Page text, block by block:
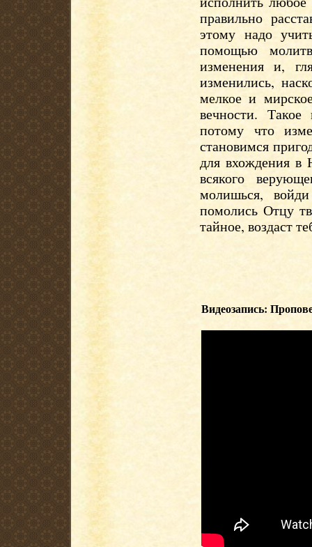
правильно
этому надо
помощью
изменения и,
изменились,
мелкое и
вечности. Такое
потому что
становимся
для вхождения в
всякого
молишься,
помолись Отцу
тайное, воздаст
Видеозапись: